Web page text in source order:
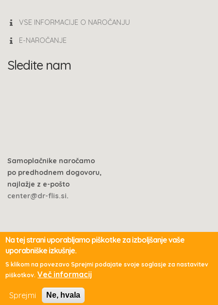
VSE INFORMACIJE O NAROČANJU
E-NAROČANJE
Sledite nam
Samoplačnike naročamo
po predhodnem dogovoru,
najlažje z e-pošto
center@dr-flis.si.
Pogosta vprašanja Načrt strani
Kontakt
Prijava
Na tej strani uporabljamo piškotke za izboljšanje vaše
uporabniške izkušnje.
S klikom na povezavo Sprejmi podajate svoje soglasje za nastavitev
piškotkov. Več informacij
Sprejmi Ne, hvala